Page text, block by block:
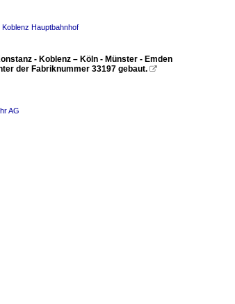
Hauptbahnhof
- Koblenz – Köln - Münster - Emden
der Fabriknummer 33197 gebaut. 
AG